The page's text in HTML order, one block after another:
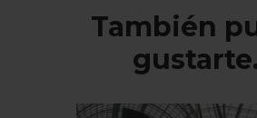
entradasTambién